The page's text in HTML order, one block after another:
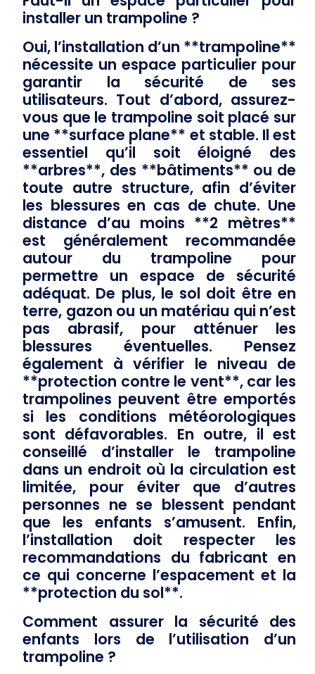
installer un trampoline ?
Oui, l’installation d’un **trampoline**
nécessite un espace particulier pour
garantir la sécurité de ses
utilisateurs. Tout d’abord, assurez-
vous que le trampoline soit placé sur
une **surface plane** et stable. Il est
essentiel qu’il soit éloigné des
**arbres**, des **bâtiments** ou de
toute autre structure, afin d’éviter
les blessures en cas de chute. Une
distance d’au moins **2 mètres**
est généralement recommandée
autour du trampoline pour
permettre un espace de sécurité
adéquat. De plus, le sol doit être en
terre, gazon ou un matériau qui n’est
pas abrasif, pour atténuer les
blessures éventuelles. Pensez
également à vérifier le niveau de
**protection contre le vent**, car les
trampolines peuvent être emportés
si les conditions météorologiques
sont défavorables. En outre, il est
conseillé d’installer le trampoline
dans un endroit où la circulation est
limitée, pour éviter que d’autres
personnes ne se blessent pendant
que les enfants s’amusent. Enfin,
l’installation doit respecter les
recommandations du fabricant en
ce qui concerne l’espacement et la
**protection du sol**.
Comment assurer la sécurité des
enfants lors de l’utilisation d’un
trampoline ?